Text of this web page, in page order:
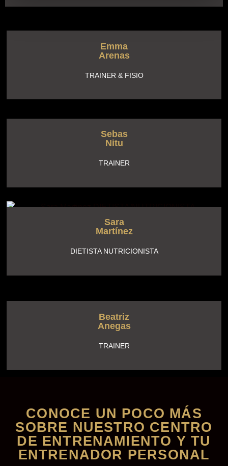
Emma
Arenas
TRAINER & FISIO
Sebas
Nitu
TRAINER
Sara
Martínez
DIETISTA NUTRICIONISTA
Beatriz
Anegas
TRAINER
CONOCE UN POCO MÁS
SOBRE NUESTRO CENTRO
DE ENTRENAMIENTO Y TU
ENTRENADOR PERSONAL